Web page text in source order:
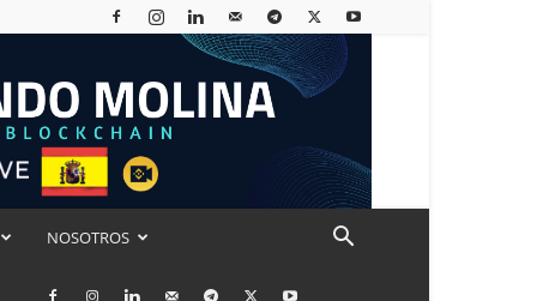
NOSOTROS